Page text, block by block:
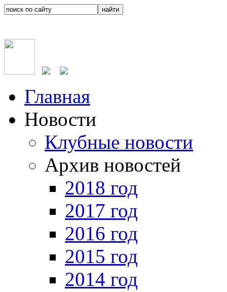
Главная
Новости
Клубные новости
Архив новостей
2018 год
2017 год
2016 год
2015 год
2014 год